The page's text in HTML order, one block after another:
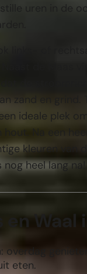
uren in de
de Maas
de
zand en grind.
ideale plek
Na een
kleuren van
heel lang na!
Waal
overdag
eten.